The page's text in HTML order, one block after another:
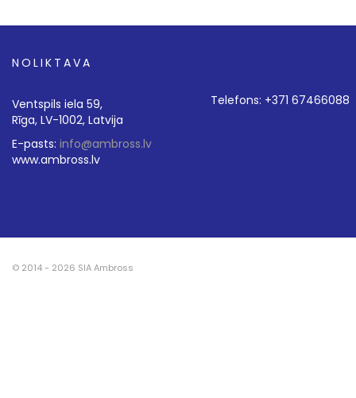
NOLIKTAVA
Ventspils iela 59,
Rīga, LV-1002, Latvija
E-pasts: info@ambross.lv
www.ambross.lv
Telefons: +371 67466088
© 2014 - 2026 SIA Ambross